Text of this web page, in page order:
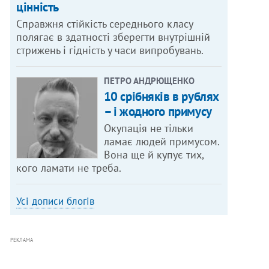
цінність
Справжня стійкість середнього класу
полягає в здатності зберегти внутрішній
стрижень і гідність у часи випробувань.
ПЕТРО АНДРЮЩЕНКО
10 срібняків в рублях
– і жодного примусу
Окупація не тільки
ламає людей примусом.
Вона ще й купує тих,
кого ламати не треба.
Усі дописи блогів
РЕКЛАМА